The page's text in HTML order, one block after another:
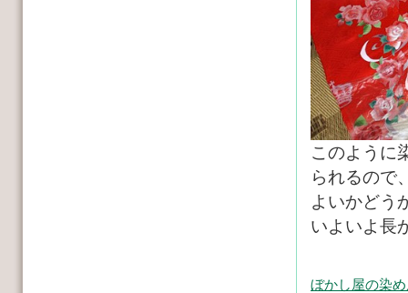
このように
られるので
よいかどう
いよいよ長
ぼかし屋の染